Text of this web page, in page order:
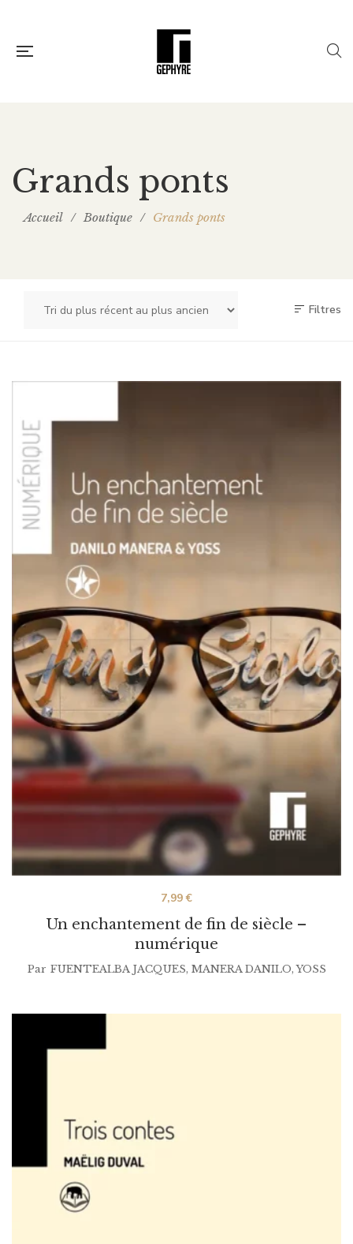
Grands ponts
Accueil / Boutique / Grands ponts
Filtres
Un enchantement de fin de siècle –
numérique
7,99€
Par FUENTEALBA JACQUES, MANERA DANILO,YOSS